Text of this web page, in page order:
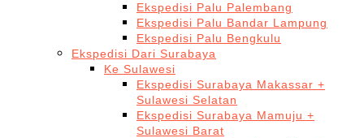
Ekspedisi Palu Palembang
Ekspedisi Palu Bandar Lampung
Ekspedisi Palu Bengkulu
Ekspedisi Dari Surabaya
Ke Sulawesi
Ekspedisi Surabaya Makassar +
Sulawesi Selatan
Ekspedisi Surabaya Mamuju +
Sulawesi Barat